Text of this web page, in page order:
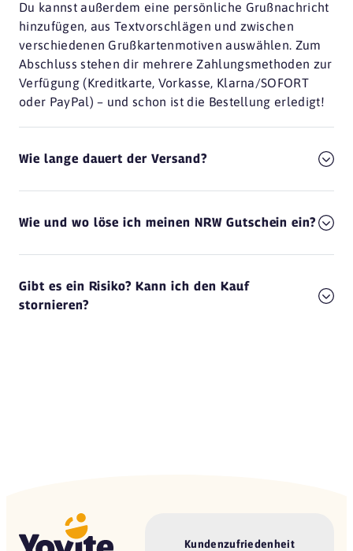
53111 Bonn
Forissimo
53113 Bonn
Hans im Glück
53225 Bonn
Insel
53173 Bonn
L'Osteria
L'Osteria
53111 Bonn
Redüttchen
Du kannst außerdem eine persönliche Grußnachricht
hinzufügen, aus Textvorschlägen und zwischen
verschiedenen Grußkartenmotiven auswählen. Zum
Abschluss stehen dir mehrere Zahlungsmethoden zur
Verfügung (Kreditkarte, Vorkasse, Klarna/SOFORT
oder PayPal) – und schon ist die Bestellung erledigt!
Wie lange dauert der Versand?
Wie und wo löse ich meinen NRW Gutschein ein?
Gibt es ein Risiko? Kann ich den Kauf
stornieren?
Kundenzufriedenheit